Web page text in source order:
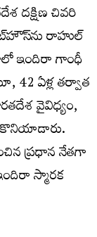
దక్షిణ చివరి
రాహుల్
ఇందిరా గాంధీ
42 ఏళ్ల తర్వాత
వైవిధ్యం,
కొనియాడారు.
ప్రధాన నేతగా
స్మారక